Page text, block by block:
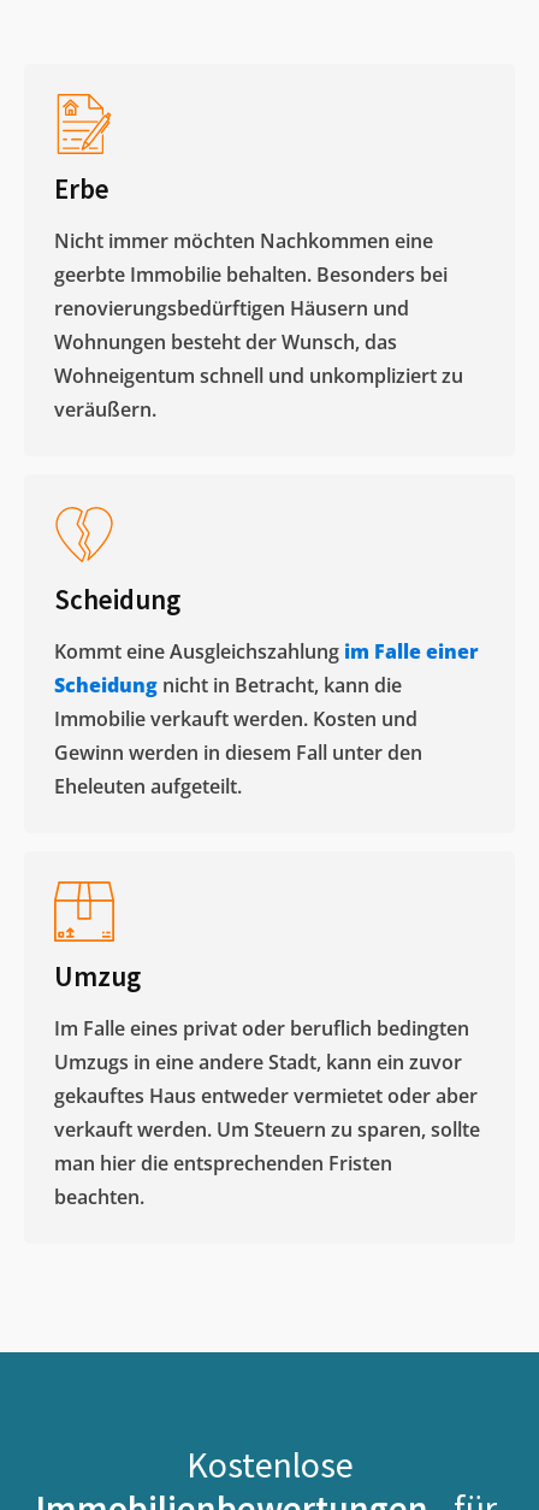
Erbe
Nicht immer möchten Nachkommen eine
geerbte Immobilie behalten. Besonders bei
renovierungsbedürftigen Häusern und
Wohnungen besteht der Wunsch, das
Wohneigentum schnell und unkompliziert zu
veräußern. ​
Scheidung
Kommt eine Ausgleichszahlung im Falle einer
Scheidung nicht in Betracht, kann die
Immobilie verkauft werden. Kosten und
Gewinn werden in diesem Fall unter den
Eheleuten aufgeteilt.​
Umzug
Im Falle eines privat oder beruflich bedingten
Umzugs in eine andere Stadt, kann ein zuvor
gekauftes Haus entweder vermietet oder aber
verkauft werden. Um Steuern zu sparen, sollte
man hier die entsprechenden Fristen
beachten.
Kostenlose